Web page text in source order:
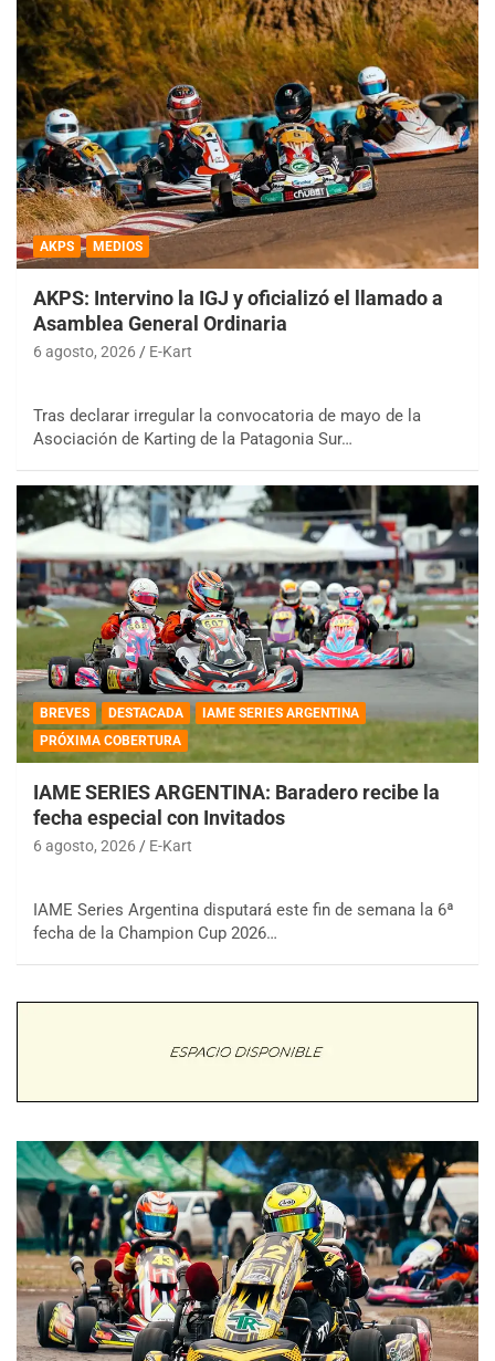
AKPS MEDIOS
AKPS: Intervino la IGJ y oficializó el llamado a
Asamblea General Ordinaria
6 agosto, 2026 E-Kart
Tras declarar irregular la convocatoria de mayo de la
Asociación de Karting de la Patagonia Sur…
BREVES DESTACADA
IAME SERIES ARGENTINA
PRÓXIMA COBERTURA
IAME SERIES ARGENTINA: Baradero recibe la
fecha especial con Invitados
6 agosto, 2026 E-Kart
IAME Series Argentina disputará este fin de semana la 6ª
fecha de la Champion Cup 2026…